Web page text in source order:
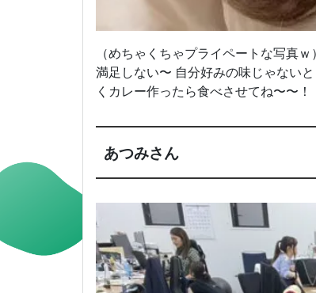
（めちゃくちゃプライペートな写真
満足しない〜 自分好みの味じゃない
くカレー作ったら食べさせてね〜〜
あつみさん